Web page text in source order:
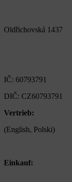
Oldřichovská 1437
IČ: 60793791
DIČ: CZ60793791
Vertrieb:
(English, Polski)
Einkauf: